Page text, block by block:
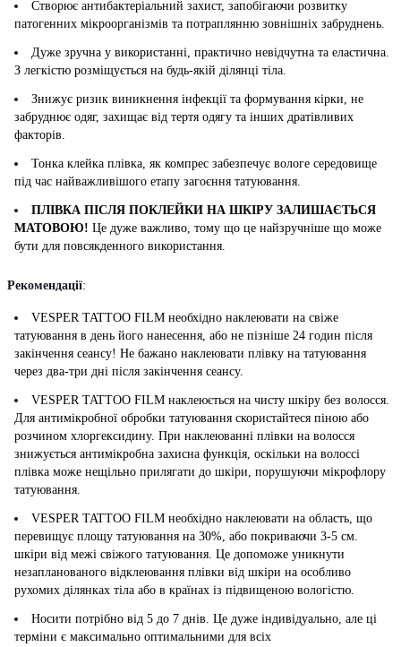
Створює антибактеріальний захист, запобігаючи розвитку
патогенних мікроорганізмів та потраплянню зовнішніх забруднень.
Дуже зручна у використанні, практично невідчутна та еластична.
З легкістю розміщується на будь-якій ділянці тіла.
Знижує ризик виникнення інфекції та формування кірки, не
забруднює одяг, захищає від тертя одягу та інших дратівливих
факторів.
Тонка клейка плівка, як компрес забезпечує вологе середовище
під час найважливішого етапу загоєння татуювання.
ПЛІВКА ПІСЛЯ ПОКЛЕЙКИ НА ШКІРУ ЗАЛИШАЄТЬСЯ
МАТОВОЮ! Це дуже важливо, тому що це найзручніше що може
бути для повсякденного використання.
Рекомендації:
VESPER TATTOO FILM необхідно наклеювати на свіже
татуювання в день його нанесення, або не пізніше 24 годин після
закінчення сеансу! Не бажано наклеювати плівку на татуювання
через два-три дні після закінчення сеансу.
VESPER TATTOO FILM наклеюється на чисту шкіру без волосся.
Для антимікробної обробки татуювання скористайтеся піною або
розчином хлоргексидину. При наклеюванні плівки на волосся
знижується антимікробна захисна функція, оскільки на волоссі
плівка може нещільно прилягати до шкіри, порушуючи мікрофлору
татуювання.
VESPER TATTOO FILM необхідно наклеювати на область, що
перевищує площу татуювання на 30%, або покриваючи 3-5 см.
шкіри від межі свіжого татуювання. Це допоможе уникнути
незапланованого відклеювання плівки від шкіри на особливо
рухомих ділянках тіла або в країнах із підвищеною вологістю.
Носити потрібно від 5 до 7 днів. Це дуже індивідуально, але ці
терміни є максимально оптимальними для всіх